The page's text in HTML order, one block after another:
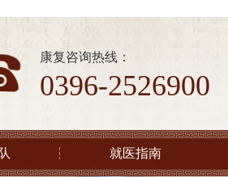
康复咨询热线：
0396-2526900
就医指南